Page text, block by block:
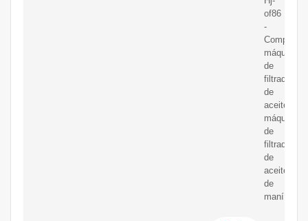
of86
-
Comprar
máquina
de
filtrado
de
aceite,
máquina
de
filtrado
de
aceite
de
maní